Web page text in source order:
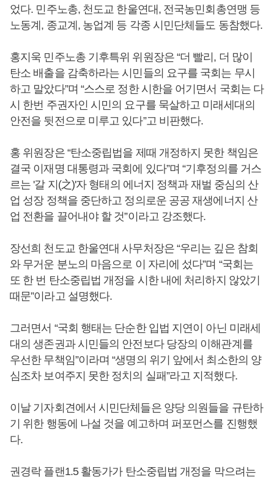
었다. 민주노총, 천도교 한울연대, 전국농민회총연맹 등
노동계, 종교계, 농업계 등 각종 시민단체들도 동참했다.
홍지욱 민주노총 기후특위 위원장은 “더 빨리, 더 많이
탄소 배출을 감축하라는 시민들의 요구를 국회는 무시
하고 말았다”며 “스스로 정한 시한을 어기면서 국회는 다
시 한번 주권자인 시민의 요구를 묵살하고 미래세대의
안전을 뒷전으로 미루고 있다”고 비판했다.
홍 위원장은 “탄소중립법을 제때 개정하지 못한 책임은
결국 이재명 대통령과 국회에 있다”며 “기후정의를 거스
르는 '갈 지(之)'자 형태의 에너지 정책과 재벌 중심의 산
업 성장 정책을 중단하고 정의로운 공공 재생에너지 산
업 전환을 끌어내야 할 것”이라고 강조했다.
장선희 천도교 한울연대 사무처장은 “우리는 깊은 참회
와 무거운 분노의 마음으로 이 자리에 섰다”며 “국회는
또 한 번 탄소중립법 개정을 시한 내에 처리하지 않았기
때문”이라고 설명했다.
그러면서 “국회 행태는 단순한 입법 지연이 아닌 미래세
대의 생존권과 시민들의 안전보다 당장의 이해관계를
우선한 무책임”이라며 “생명의 위기 앞에서 최소한의 양
심조차 보여주지 못한 정치의 실패”라고 지적했다.
이날 기자회견에서 시민단체들은 양당 의원들을 규탄하
기 위한 행동에 나설 것을 예고하며 퍼포먼스를 진행했
다.
권경락 플랜1.5 활동가가 탄소중립법 개정을 막으려는